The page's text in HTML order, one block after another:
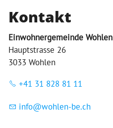
Kontakt
Einwohnergemeinde Wohlen
Hauptstrasse 26
3033 Wohlen
+41 31 828 81 11
nf w hl n-b ch